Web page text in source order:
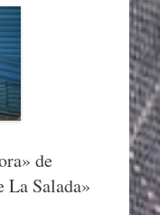
de
La Salada»